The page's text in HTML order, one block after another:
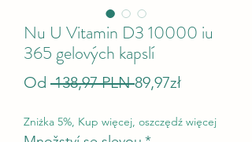
Nu U Vitamin D3 10000 iu
365 gelových kapslí
Od 138,97 PLN Běžná cena
89,97zł
Zniżka 5%, Kup więcej, oszczędź więcej